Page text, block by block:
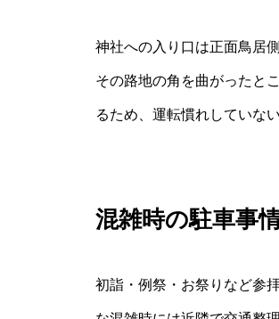
神社への入り口は正面鳥居
その路地の角を曲がったと
るため、運転慣れしていな
混雑時の駐車事
初詣・例祭・お祭りなど参